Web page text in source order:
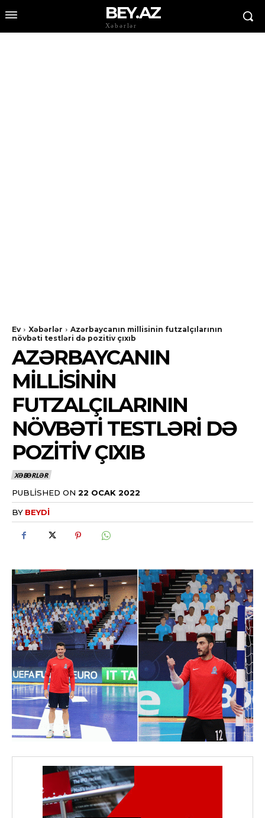
BEY.AZ
Xəbərlər
Ev Xəbərlər
Azərbaycanın millisinin futzalçılarının
növbəti testləri də pozitiv çıxıb
AZƏRBAYCANIN
MILLISININ
FUTZALÇILARININ
NÖVBƏTI TESTLƏRI DƏ
POZITIV ÇIXIB
XƏBƏRLƏR
PUBLISHED ON 22 OCAK 2022
BY BEYDI